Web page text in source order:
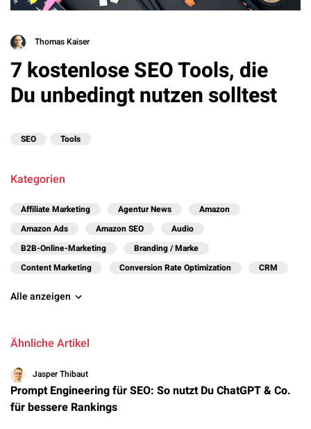
Thomas Kaiser
7 kostenlose SEO Tools, die
Du unbedingt nutzen solltest
SEO Tools
Kategorien
Affiliate Marketing Agentur News
Amazon
Amazon Ads
Amazon SEO
Audio
B2B-Online-Marketing
Branding / Marke
Content Marketing
Conversion Rate Optimization CRM
Alle anzeigen
Ähnliche Artikel
Jasper Thibaut
Prompt Engineering für SEO: So nutzt Du ChatGPT & Co.
für bessere Rankings